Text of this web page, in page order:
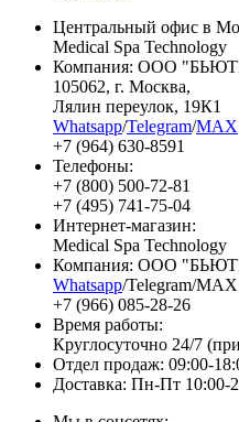
Центральный офис в
Medical Spa Technology
Компания: ООО
105062, г. Москва,
Лялин переулок, 19К1
Whatsapp/Telegram/MAX
+7 (964) 630-8591
Телефоны:
+7 (800) 500-72-81
+7 (495) 741-75-04
Интернет-магазин:
Medical Spa Technology
Компания: ООО
Whatsapp/Telegram/MAX
+7 (966) 085-28-26
Время работы:
Круглосуточно 24/7
Отдел продаж: 09:00-
Доставка: Пн-Пт 10:00-